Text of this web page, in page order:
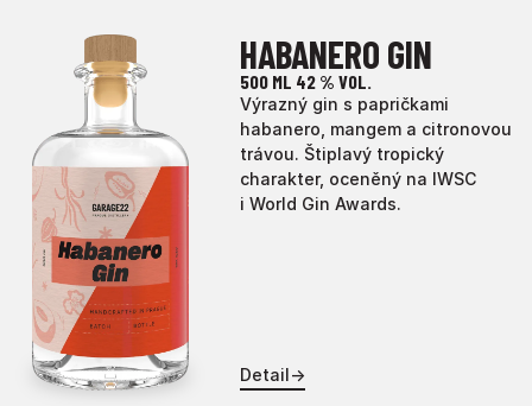
HABANERO GIN
500 ML 42 % VOL.
Výrazný gin s papričkami
habanero, mangem a citronovou
trávou. Štiplavý tropický
charakter, oceněný na IWSC
i World Gin Awards.
Detail→